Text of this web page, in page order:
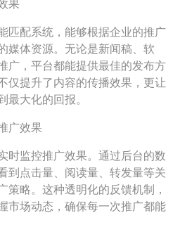
果
匹配系统，能够根据企业的推广
媒体资源。无论是新闻稿、软
广，平台都能提供最佳的发布方
仅提升了内容的传播效果，更让
大化的回报。
广效果
时监控推广效果。通过后台的数
到点击量、阅读量、转发量等关
策略。这种透明化的反馈机制，
市场动态，确保每一次推广都能